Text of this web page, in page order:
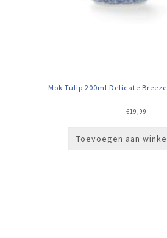
Mok Tulip 200ml Delicate
€19,99
Toevoegen aan